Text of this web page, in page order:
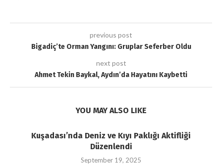
previous post
Bigadiç’te Orman Yangını: Gruplar Seferber Oldu
next post
Ahmet Tekin Baykal, Aydın’da Hayatını Kaybetti
YOU MAY ALSO LIKE
Kuşadası’nda Deniz ve Kıyı Paklığı Aktifliği
Düzenlendi
September 19, 2025